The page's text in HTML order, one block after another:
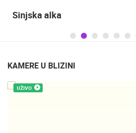
Sinjska alka
KAMERE U BLIZINI
UŽIVO